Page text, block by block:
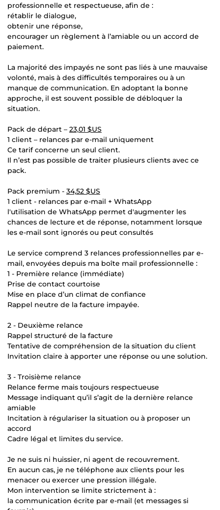
professionnelle et respectueuse, afin de :
rétablir le dialogue,
obtenir une réponse,
encourager un règlement à l’amiable ou un accord de
paiement.
La majorité des impayés ne sont pas liés à une mauvaise
volonté, mais à des difficultés temporaires ou à un
manque de communication. En adoptant la bonne
approche, il est souvent possible de débloquer la
situation.
Pack de départ – 23,01 $US
1 client – relances par e-mail uniquement
Ce tarif concerne un seul client.
Il n’est pas possible de traiter plusieurs clients avec ce
pack.
Pack premium - 34,52 $US
1 client - relances par e-mail + WhatsApp
l'utilisation de WhatsApp permet d'augmenter les
chances de lecture et de réponse, notamment lorsque
les e-mail sont ignorés ou peut consultés
Le service comprend 3 relances professionnelles par e-
mail, envoyées depuis ma boîte mail professionnelle :
1 - Première relance (immédiate)
Prise de contact courtoise
Mise en place d’un climat de confiance
Rappel neutre de la facture impayée.
2 - Deuxième relance
Rappel structuré de la facture
Tentative de compréhension de la situation du client
Invitation claire à apporter une réponse ou une solution.
3 - Troisième relance
Relance ferme mais toujours respectueuse
Message indiquant qu’il s’agit de la dernière relance
amiable
Incitation à régulariser la situation ou à proposer un
accord
Cadre légal et limites du service.
Je ne suis ni huissier, ni agent de recouvrement.
En aucun cas, je ne téléphone aux clients pour les
menacer ou exercer une pression illégale.
Mon intervention se limite strictement à :
la communication écrite par e-mail (et messages si